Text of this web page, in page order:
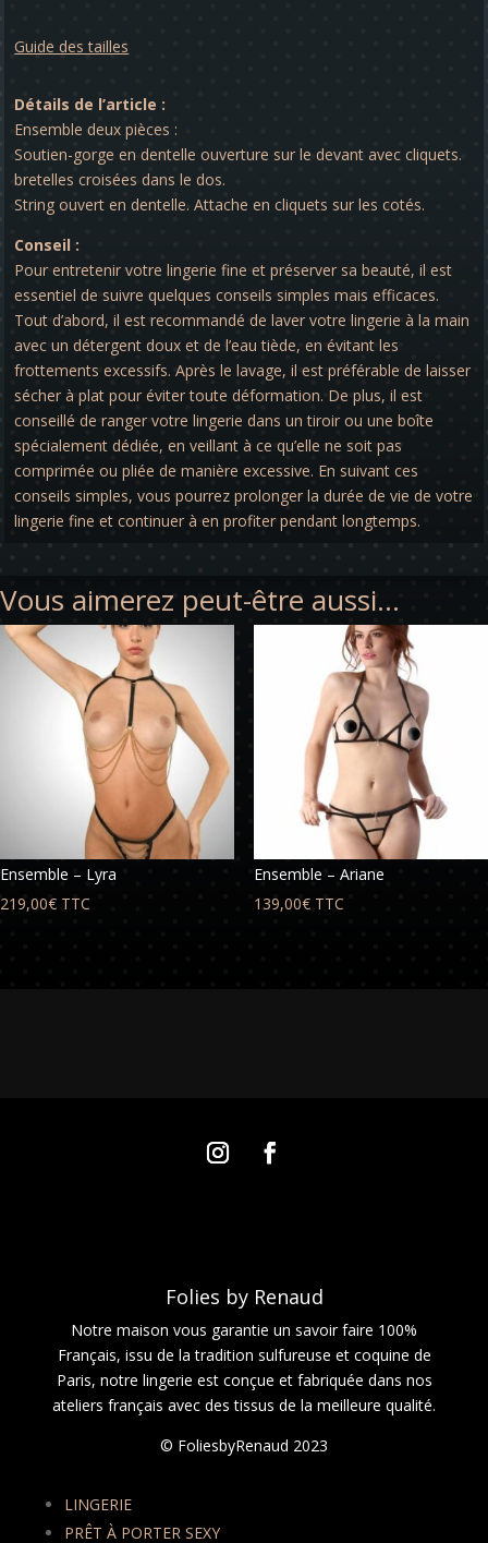
Guide des tailles
Détails de l’article :
Ensemble deux pièces :
Soutien-gorge en dentelle ouverture sur le devant avec cliquets.
bretelles croisées dans le dos.
String ouvert en dentelle. Attache en cliquets sur les cotés.
Conseil :
Pour entretenir votre lingerie fine et préserver sa beauté, il est
essentiel de suivre quelques conseils simples mais efficaces.
Tout d’abord, il est recommandé de laver votre lingerie à la main
avec un détergent doux et de l’eau tiède, en évitant les
frottements excessifs. Après le lavage, il est préférable de laisser
sécher à plat pour éviter toute déformation. De plus, il est
conseillé de ranger votre lingerie dans un tiroir ou une boîte
spécialement dédiée, en veillant à ce qu’elle ne soit pas
comprimée ou pliée de manière excessive. En suivant ces
conseils simples, vous pourrez prolonger la durée de vie de votre
lingerie fine et continuer à en profiter pendant longtemps.
Vous aimerez peut-être aussi…
Ensemble – Lyra
219,00€ TTC
Ensemble – Ariane
139,00€ TTC
Folies by Renaud
Notre maison vous garantie un savoir faire 100%
Français, issu de la tradition sulfureuse et coquine de
Paris, notre lingerie est conçue et fabriquée dans nos
ateliers français avec des tissus de la meilleure qualité.
© FoliesbyRenaud 2023
LINGERIE
PRÊT À PORTER SEXY